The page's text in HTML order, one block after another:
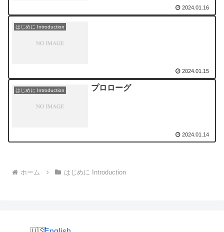
2024.01.16
はじめに Introduction
2024.01.15
はじめに Introduction プロローグ
2024.01.14
ホーム はじめに Introduction